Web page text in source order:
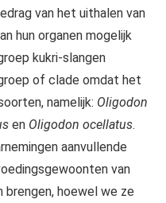
van het uithalen van
hun organen mogelijk
kukri-slangen
of clade omdat het
namelijk: Oligodon
en Oligodon ocellatus.
aanvullende
van
brengen, hoewel we ze